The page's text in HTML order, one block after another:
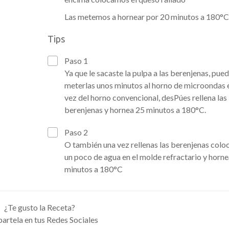
Las metemos a hornear por 20 minutos a 180°C
Tips
Paso 1
Ya que le sacaste la pulpa a las berenjenas,
meterlas unos minutos al horno de microondas
vez del horno convencional, desPúes rellena las
berenjenas y hornea 25 minutos a 180°C.
Paso 2
O también una vez rellenas las berenjenas
un poco de agua en el molde refractario y
minutos a 180°C
¿Te gusto la Receta?
en tus Redes Sociales